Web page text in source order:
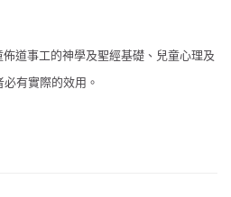
道事工的神學及聖經基礎、兒童心理及
有實際的效用。